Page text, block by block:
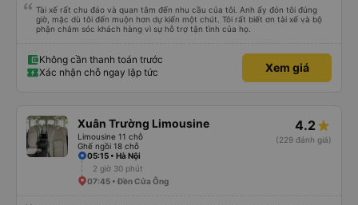
Tài xế rất chu đáo và quan tâm đến nhu cầu của tôi. Anh ấy đón tôi đúng
giờ, mặc dù tôi đến muộn hơn dự kiến ​​một chút. Tôi rất biết ơn tài xế và bộ
phận chăm sóc khách hàng vì sự hỗ trợ tận tình của họ.
Không cần thanh toán trước
Xác nhận chỗ ngay lập tức
Xem giá
Xuân Trường Limousine
Limousine 11 chỗ
Ghế ngồi 18 chỗ
4.2
(229 đánh giá)
05:15 • Hà Nội
2 giờ 30 phút
07:45 • Ðền Cửa Ông